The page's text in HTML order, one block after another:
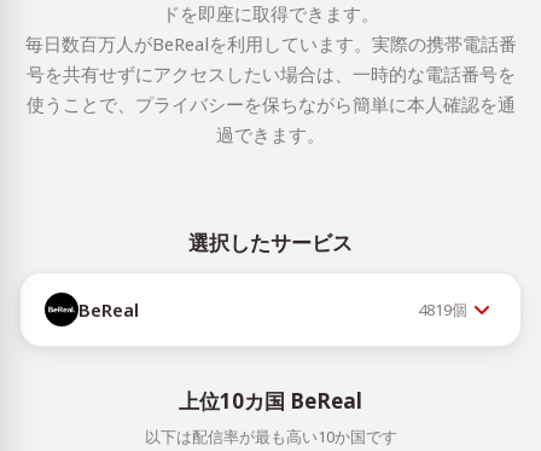
ドを即座に取得できます。
毎日数百万人がBeRealを利用しています。実際の携帯電話番
号を共有せずにアクセスしたい場合は、一時的な電話番号を
使うことで、プライバシーを保ちながら簡単に本人確認を通
過できます。
選択したサービス
BeReal 4819個
上位10カ国 BeReal
以下は配信率が最も高い10か国です